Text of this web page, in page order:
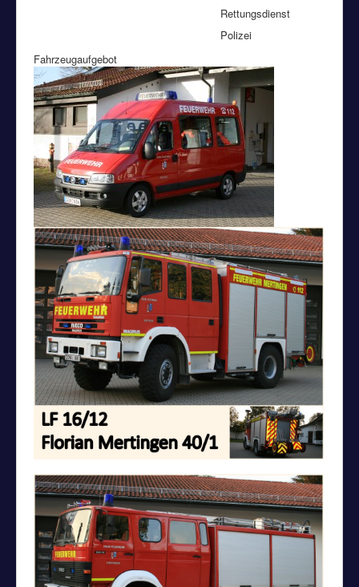
Rettungsdienst
Polizei
Fahrzeugaufgebot